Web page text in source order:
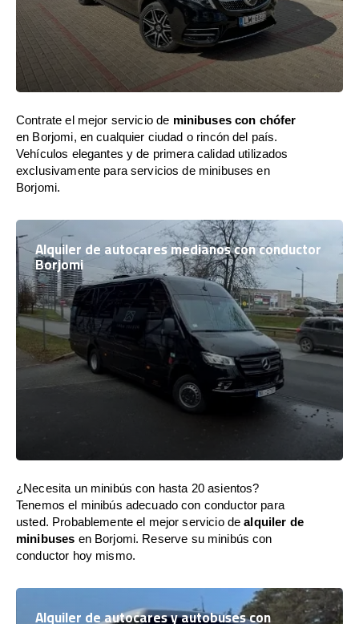
Contrate el mejor servicio de minibuses con chófer
en Borjomi, en cualquier ciudad o rincón del país.
Vehículos elegantes y de primera calidad utilizados
exclusivamente para servicios de minibuses en
Borjomi.
Alquiler de autocares medianos con conductor
Borjomi
¿Necesita un minibús con hasta 20 asientos?
Tenemos el minibús adecuado con conductor para
usted. Probablemente el mejor servicio dealquiler de
minibuses en Borjomi. Reserve su minibús con
conductor hoy mismo.
Alquiler de autocares y autobuses con